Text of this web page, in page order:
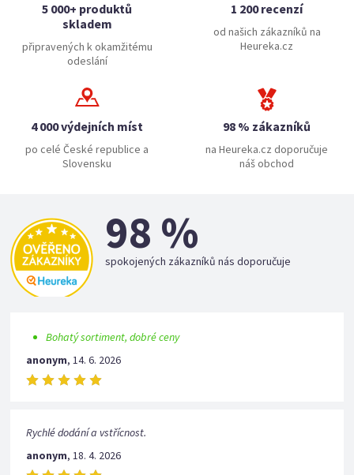
5 000+ produktů
skladem
připravených k okamžitému
odeslání
1 200 recenzí
od našich zákazníků na
Heureka.cz
4 000 výdejních míst
po celé České republice a
Slovensku
98 % zákazníků
na Heureka.cz doporučuje
náš obchod
98 %
spokojených zákazníků nás doporučuje
Bohatý sortiment, dobré ceny
anonym,14. 6. 2026
Rychlé dodání a vstřícnost.
anonym,18. 4. 2026